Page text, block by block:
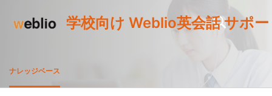
学校向け Weblio英会話 サポ
ナレッジベース